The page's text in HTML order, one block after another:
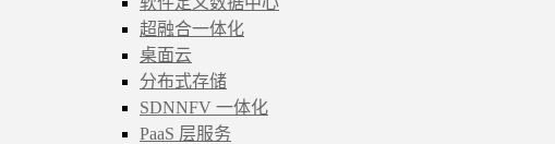
超融合一体化
桌面云
分布式存储
SDNNFV 一体化
PaaS 层服务